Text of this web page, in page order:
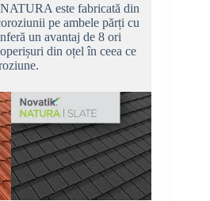
este fabricată din
pe ambele părți cu
un avantaj de 8 ori
din oțel în ceea ce